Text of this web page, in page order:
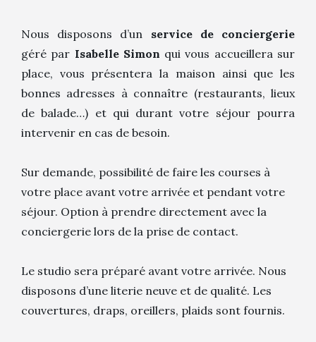
Nous disposons d’un service de conciergerie
géré par Isabelle Simon qui vous accueillera sur
place, vous présentera la maison ainsi que les
bonnes adresses à connaître (restaurants, lieux
de balade…) et qui durant votre séjour pourra
intervenir en cas de besoin.
Sur demande, possibilité de faire les courses à
votre place avant votre arrivée et pendant votre
séjour. Option à prendre directement avec la
conciergerie lors de la prise de contact.
Le studio sera préparé avant votre arrivée. Nous
disposons d’une literie neuve et de qualité. Les
couvertures, draps, oreillers, plaids sont fournis.